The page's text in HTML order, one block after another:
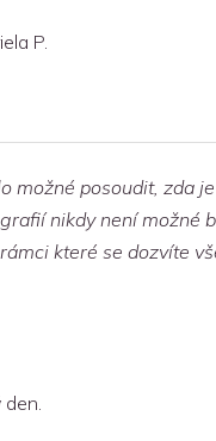
P.
možné posoudit, zda
nikdy není možné
které se dozvíte